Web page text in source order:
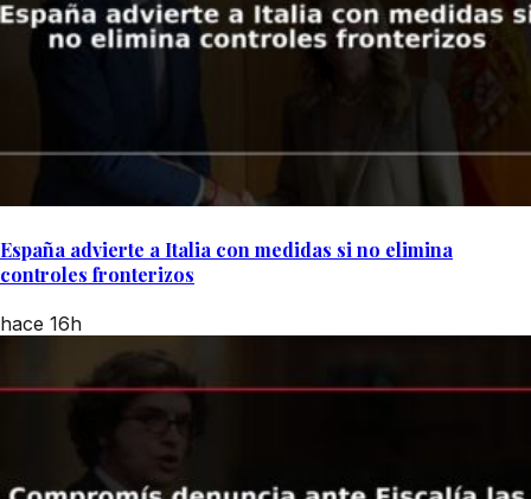
España advierte a Italia con medidas si no elimina
controles fronterizos
hace 16h